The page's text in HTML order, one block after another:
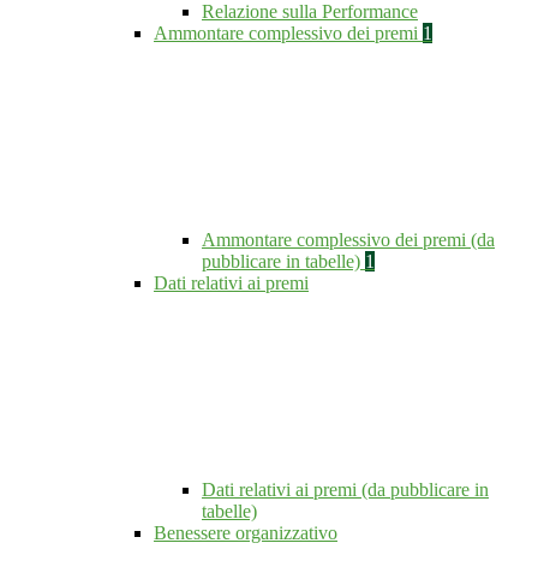
Relazione sulla Performance
Ammontare complessivo dei premi 1
Ammontare complessivo dei premi (da
pubblicare in tabelle) 1
Dati relativi ai premi
Dati relativi ai premi (da pubblicare in
tabelle)
Benessere organizzativo